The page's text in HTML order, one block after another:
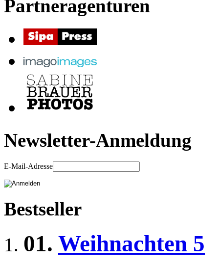
Partneragenturen
Newsletter-Anmeldung
E-Mail-Adresse
Bestseller
01. Weihnachten 5